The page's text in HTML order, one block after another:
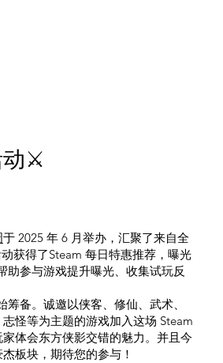
动⚔️
于 2025 年 6 月举办，汇聚了来自全
获得了Steam 每日特惠推荐，曝光
助参与游戏提升曝光、收集试玩反
筹备。诚邀以侠客、修仙、武术、
怪等为主题的游戏加入这场 Steam
体会东方侠影交错的魅力。并且今
板块，期待您的参与！